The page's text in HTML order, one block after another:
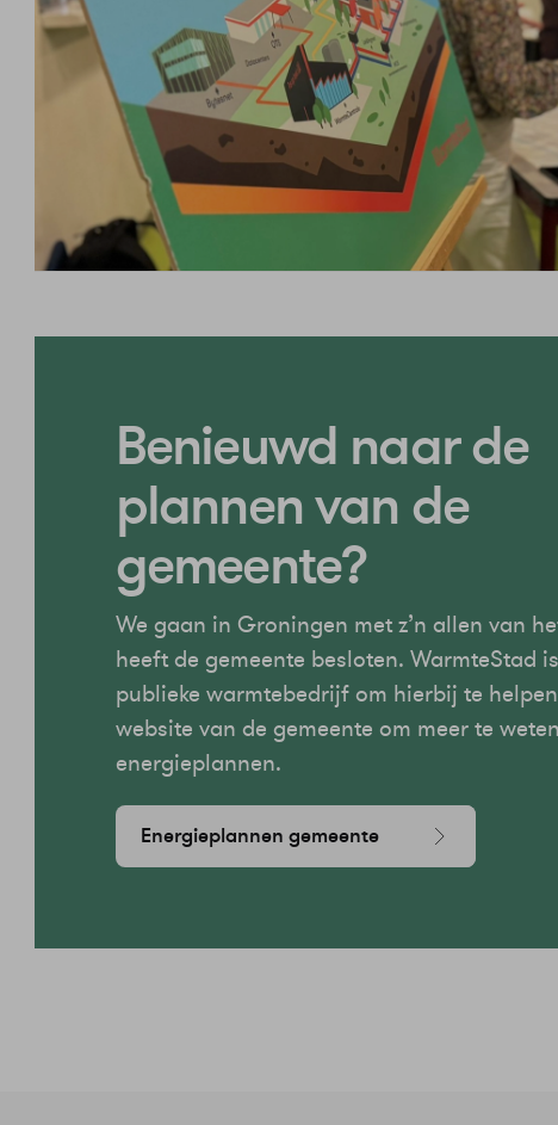
Benieuwd naar de
plannen van de
gemeente?
We gaan in Groningen met z’n allen van
heeft de gemeente besloten. WarmteStad
publieke warmtebedrijf om hierbij te
website van de gemeente om meer te
energieplannen.
Energieplannen gemeente